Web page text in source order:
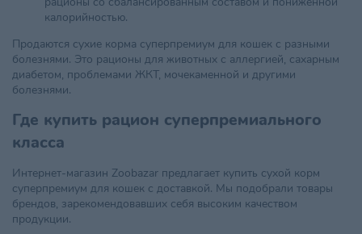
калорийностью.
Продаются сухие корма суперпремиум для кошек с разными
болезнями. Это рационы для животных с аллергией, сахарным
диабетом, проблемами ЖКТ, мочекаменной и другими
болезнями.
Где купить рацион суперпремиального
класса
Интернет-магазин Zoobazar предлагает купить сухой корм
суперпремиум для кошек с доставкой. Мы подобрали товары
брендов, зарекомендовавших себя высоким качеством
продукции.